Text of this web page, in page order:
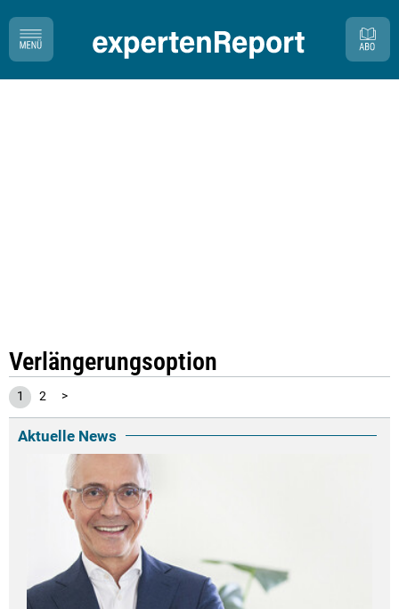
Verlängerungsoption
1 2 >
Aktuelle News